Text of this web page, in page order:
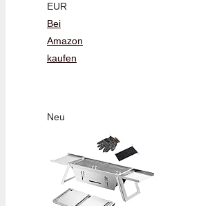
EUR
Bei
Amazon
kaufen
Neu